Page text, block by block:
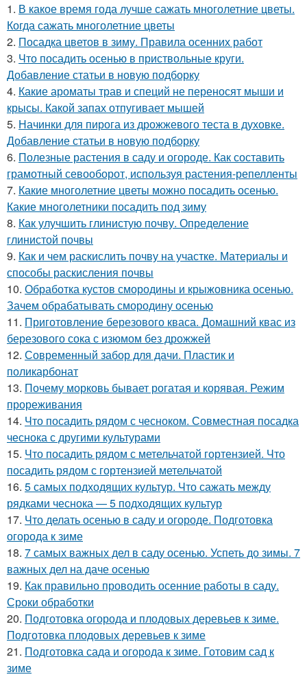
1. В какое время года лучше сажать многолетние цветы.
Когда сажать многолетние цветы
2. Посадка цветов в зиму. Правила осенних работ
3. Что посадить осенью в приствольные круги.
Добавление статьи в новую подборку
4. Какие ароматы трав и специй не переносят мыши и
крысы. Какой запах отпугивает мышей
5. Начинки для пирога из дрожжевого теста в духовке.
Добавление статьи в новую подборку
6. Полезные растения в саду и огороде. Как составить
грамотный севооборот, используя растения-репелленты
7. Какие многолетние цветы можно посадить осенью.
Какие многолетники посадить под зиму
8. Как улучшить глинистую почву. Определение
глинистой почвы
9. Как и чем раскислить почву на участке. Материалы и
способы раскисления почвы
10. Обработка кустов смородины и крыжовника осенью.
Зачем обрабатывать смородину осенью
11. Приготовление березового кваса. Домашний квас из
березового сока с изюмом без дрожжей
12. Современный забор для дачи. Пластик и
поликарбонат
13. Почему морковь бывает рогатая и корявая. Режим
прореживания
14. Что посадить рядом с чесноком. Совместная посадка
чеснока с другими культурами
15. Что посадить рядом с метельчатой гортензией. Что
посадить рядом с гортензией метельчатой
16. 5 самых подходящих культур. Что сажать между
рядками чеснока — 5 подходящих культур
17. Что делать осенью в саду и огороде. Подготовка
огорода к зиме
18. 7 самых важных дел в саду осенью. Успеть до зимы. 7
важных дел на даче осенью
19. Как правильно проводить осенние работы в саду.
Сроки обработки
20. Подготовка огорода и плодовых деревьев к зиме.
Подготовка плодовых деревьев к зиме
21. Подготовка сада и огорода к зиме. Готовим сад к
зиме